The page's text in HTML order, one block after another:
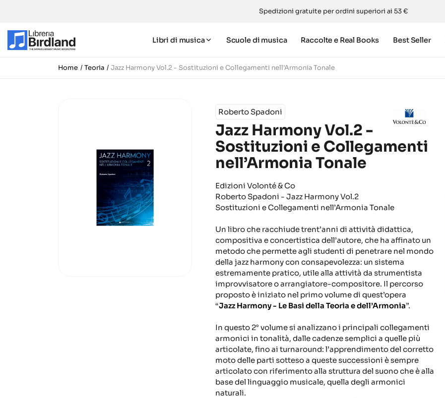
Spedizioni gratuite per ordini superiori ai 53 €
Libri di musica Scuole di musica Raccolte e Real Books Best Seller
Home Teoria Jazz Harmony Vol.2 - Sostituzioni e Collegamenti nell’Armonia Tonale
Roberto Spadoni
Jazz Harmony Vol.2 -
Sostituzioni e Collegamenti
nell’Armonia Tonale
Edizioni Volonté & Co
Roberto Spadoni - Jazz Harmony Vol.2
Sostituzioni e Collegamenti nell’Armonia Tonale
Un libro che racchiude trent’anni di attività didattica,
compositiva e concertistica dell’autore, che ha affinato un
metodo che permette agli studenti di penetrare nel mondo
della jazz harmony con consapevolezza: un sistema
estremamente pratico, utile alla attività da strumentista
improvvisatore o arrangiatore-compositore. Il percorso
proposto è iniziato nel primo volume di quest’opera
“Jazz Harmony - Le Basi della Teoria e dell’Armonia”.
In questo 2° volume si analizzano i principali collegamenti
armonici in tonalità, dalle cadenze semplici a quelle più
articolate, fino ai turnaround: l’apprendimento del corretto
moto delle parti sotteso a queste successioni è sempre
articolato con riferimento alla struttura del suono che è alla
base del linguaggio musicale, quella degli armonici
naturali.